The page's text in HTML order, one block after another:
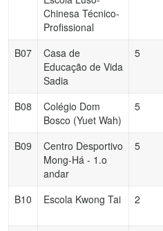
Chinesa Técnico-
Profissional
B07
Casa de
Educação de Vida
Sadia
5
B08
Colégio Dom
Bosco (Yuet Wah)
5
B09
Centro Desportivo
Mong-Há - 1.o
andar
5
B10 Escola Kwong Tai 2